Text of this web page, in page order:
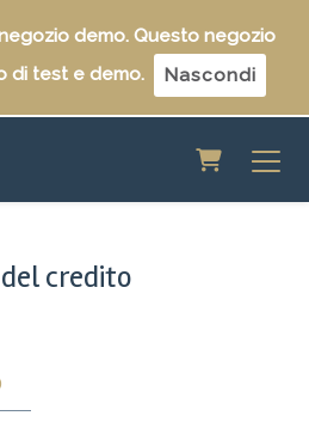
demo. Questo negozio
di test e demo.
Nascondi
Carrello
credito